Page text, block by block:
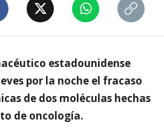
estadounidense
por la noche el fracaso
de dos moléculas hechas
de oncología.